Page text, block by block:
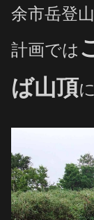
余市岳登
計画では
ば山頂